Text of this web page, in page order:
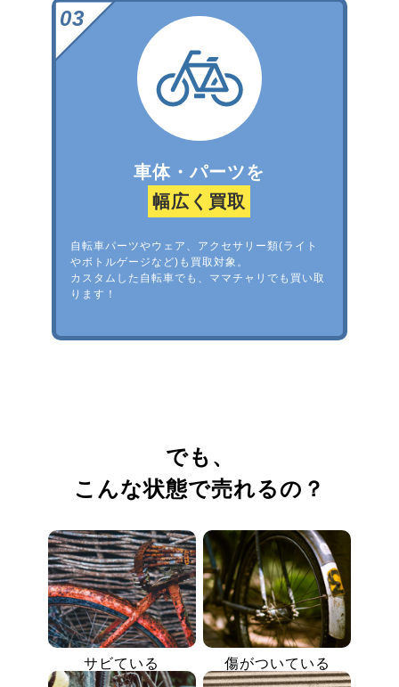
車体・パーツを
幅広く買取
自転車パーツやウェア、アクセサリー類(ライト
やボトルゲージなど)も買取対象。
カスタムした自転車でも、ママチャリでも買い取
ります！
でも、
こんな状態で売れるの？
サビている 傷がついている